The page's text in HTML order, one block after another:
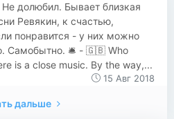
долюбил. Бывает близкая
Ревякин, к счастью,
понравится - у них можно
Самобытно. 🛎 - 🇬🇧 Who
is a close music. By the way,...
15 Авг 2018
дальше